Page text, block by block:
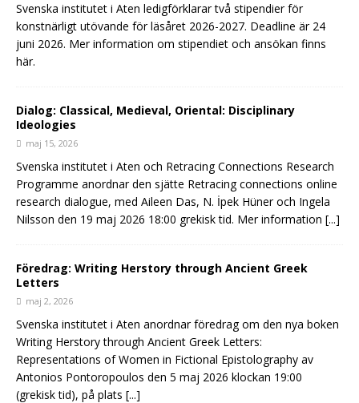
Svenska institutet i Aten ledigförklarar två stipendier för
konstnärligt utövande för läsåret 2026-2027. Deadline är 24
juni 2026. Mer information om stipendiet och ansökan finns
här.
Dialog: Classical, Medieval, Oriental: Disciplinary
Ideologies
maj 15, 2026
Svenska institutet i Aten och Retracing Connections Research
Programme anordnar den sjätte Retracing connections online
research dialogue, med Aileen Das, N. İpek Hüner och Ingela
Nilsson den 19 maj 2026 18:00 grekisk tid. Mer information [...]
Föredrag: Writing Herstory through Ancient Greek
Letters
maj 2, 2026
Svenska institutet i Aten anordnar föredrag om den nya boken
Writing Herstory through Ancient Greek Letters:
Representations of Women in Fictional Epistolography av
Antonios Pontoropoulos den 5 maj 2026 klockan 19:00
(grekisk tid), på plats [...]